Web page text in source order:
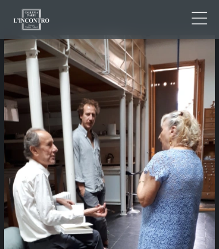
EN
FR
CHI SIAMO
NEWS ED EVENTI
ARTISTI E OPERE
MOSTRE
CONTATTI